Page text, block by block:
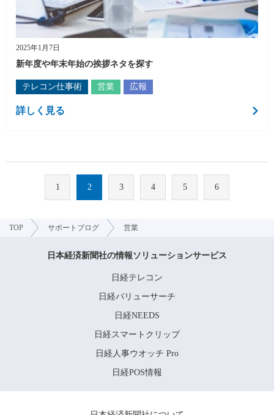
2025年1月7日
新年度や年末年始の挨拶ネタを探す
テレコン仕事術 営業 広報
詳しく見る
1 2 3 4 5 6
TOP サポートブログ 営業
日本経済新聞社の情報ソリューションサービス
日経テレコン
日経バリューサーチ
日経NEEDS
日経スマートクリップ
日経人事ウオッチ Pro
日経POS情報